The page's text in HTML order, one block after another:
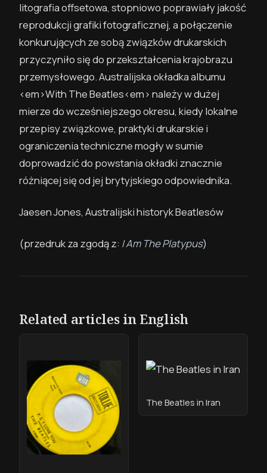
litografia offsetowa, stopniowo poprawiały jakość
reprodukcji grafiki fotograficznej, a połączenie
konkurujących ze sobą związków drukarskich
przyczyniło się do przekształcenia krajobrazu
przemysłowego. Australijska okładka albumu
<em>With The Beatles<em> należy w dużej
mierze do wcześniejszego okresu, kiedy lokalne
przepisy związkowe, praktyki drukarskie i
ograniczenia techniczne mogły w sumie
doprowadzić do powstania okładki znacznie
różniącej się od jej brytyjskiego odpowiednika.
Jaesen Jones, Australijski historyk Beatlesów
(przedruk za zgodą z: I Am The Platypus)
Related articles in English
The Beatles in Iran